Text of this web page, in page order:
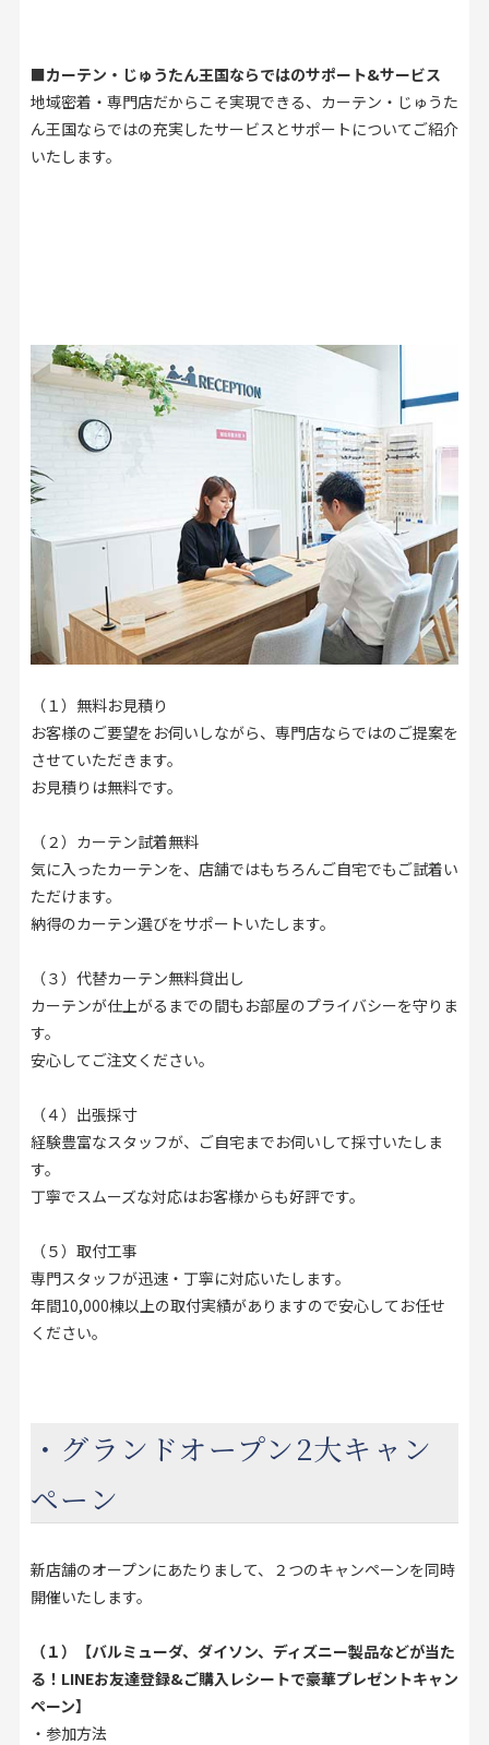
■カーテン・じゅうたん王国ならではのサポート&サービス
地域密着・専門店だからこそ実現できる、カーテン・じゅうた
ん王国ならではの充実したサービスとサポートについてご紹介
いたします。
（１）無料お見積り
お客様のご要望をお伺いしながら、専門店ならではのご提案を
させていただきます。
お見積りは無料です。
（２）カーテン試着無料
気に入ったカーテンを、店舗ではもちろんご自宅でもご試着い
ただけます。
納得のカーテン選びをサポートいたします。
（３）代替カーテン無料貸出し
カーテンが仕上がるまでの間もお部屋のプライバシーを守りま
す。
安心してご注文ください。
（４）出張採寸
経験豊富なスタッフが、ご自宅までお伺いして採寸いたしま
す。
丁寧でスムーズな対応はお客様からも好評です。
（５）取付工事
専門スタッフが迅速・丁寧に対応いたします。
年間10,000棟以上の取付実績がありますので安心してお任せ
ください。
・グランドオープン2大キャン
ペーン
新店舗のオープンにあたりまして、２つのキャンペーンを同時
開催いたします。
（１）【バルミューダ、ダイソン、ディズニー製品などが当た
る！LINEお友達登録&ご購入レシートで豪華プレゼントキャン
ペーン】
・参加方法